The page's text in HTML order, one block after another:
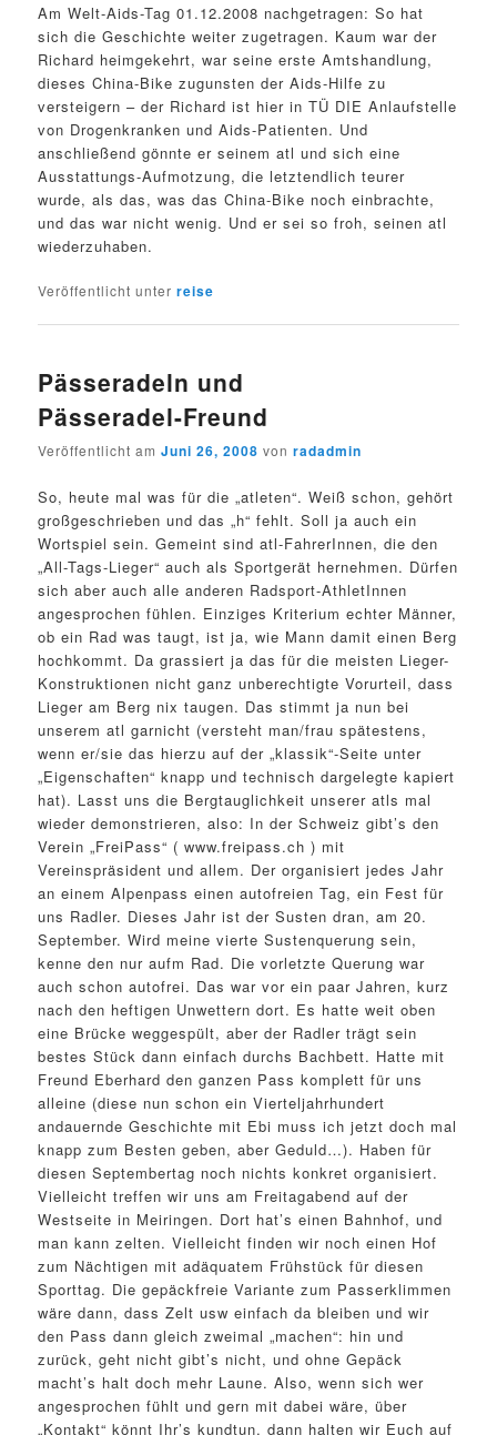
Am Welt-Aids-Tag 01.12.2008 nachgetragen: So hat
sich die Geschichte weiter zugetragen. Kaum war der
Richard heimgekehrt, war seine erste Amtshandlung,
dieses China-Bike zugunsten der Aids-Hilfe zu
versteigern – der Richard ist hier in TÜ DIE Anlaufstelle
von Drogenkranken und Aids-Patienten. Und
anschließend gönnte er seinem atl und sich eine
Ausstattungs-Aufmotzung, die letztendlich teurer
wurde, als das, was das China-Bike noch einbrachte,
und das war nicht wenig. Und er sei so froh, seinen atl
wiederzuhaben.
Veröffentlicht unter reise
Pässeradeln und
Pässeradel-Freund
Veröffentlicht amJuni 26, 2008 vonradadmin
So, heute mal was für die „atleten“. Weiß schon, gehört
großgeschrieben und das „h“ fehlt. Soll ja auch ein
Wortspiel sein. Gemeint sind atl-FahrerInnen, die den
„All-Tags-Lieger“ auch als Sportgerät hernehmen. Dürfen
sich aber auch alle anderen Radsport-AthletInnen
angesprochen fühlen. Einziges Kriterium echter Männer,
ob ein Rad was taugt, ist ja, wie Mann damit einen Berg
hochkommt. Da grassiert ja das für die meisten Lieger-
Konstruktionen nicht ganz unberechtigte Vorurteil, dass
Lieger am Berg nix taugen. Das stimmt ja nun bei
unserem atl garnicht (versteht man/frau spätestens,
wenn er/sie das hierzu auf der „klassik“-Seite unter
„Eigenschaften“ knapp und technisch dargelegte kapiert
hat). Lasst uns die Bergtauglichkeit unserer atls mal
wieder demonstrieren, also: In der Schweiz gibt’s den
Verein „FreiPass“ ( www.freipass.ch ) mit
Vereinspräsident und allem. Der organisiert jedes Jahr
an einem Alpenpass einen autofreien Tag, ein Fest für
uns Radler. Dieses Jahr ist der Susten dran, am 20.
September. Wird meine vierte Sustenquerung sein,
kenne den nur aufm Rad. Die vorletzte Querung war
auch schon autofrei. Das war vor ein paar Jahren, kurz
nach den heftigen Unwettern dort. Es hatte weit oben
eine Brücke weggespült, aber der Radler trägt sein
bestes Stück dann einfach durchs Bachbett. Hatte mit
Freund Eberhard den ganzen Pass komplett für uns
alleine (diese nun schon ein Vierteljahrhundert
andauernde Geschichte mit Ebi muss ich jetzt doch mal
knapp zum Besten geben, aber Geduld…). Haben für
diesen Septembertag noch nichts konkret organisiert.
Vielleicht treffen wir uns am Freitagabend auf der
Westseite in Meiringen. Dort hat’s einen Bahnhof, und
man kann zelten. Vielleicht finden wir noch einen Hof
zum Nächtigen mit adäquatem Frühstück für diesen
Sporttag. Die gepäckfreie Variante zum Passerklimmen
wäre dann, dass Zelt usw einfach da bleiben und wir
den Pass dann gleich zweimal „machen“: hin und
zurück, geht nicht gibt’s nicht, und ohne Gepäck
macht’s halt doch mehr Laune. Also, wenn sich wer
angesprochen fühlt und gern mit dabei wäre, über
„Kontakt“ könnt Ihr’s kundtun, dann halten wir Euch auf